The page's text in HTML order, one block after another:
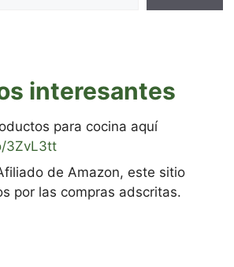
interesantes
para cocina aquí
3ZvL3tt
de Amazon, este sitio
por las compras adscritas.